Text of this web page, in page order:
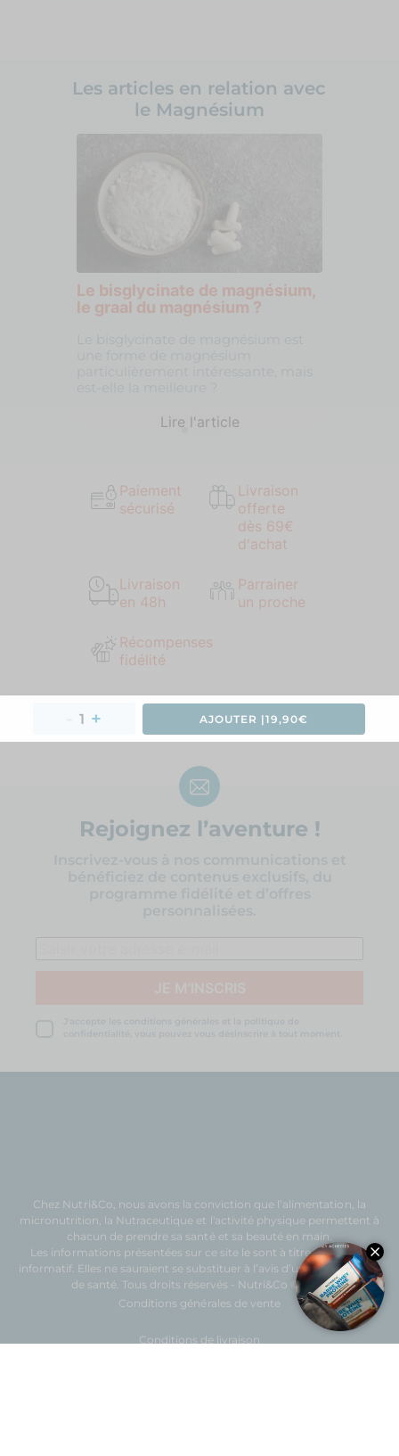
Les articles en relation avec
le Magnésium
Le bisglycinate de magnésium,
le graal du magnésium ?
Lire l'article
Paiement
sécurisé
Livraison
offerte
dès 69€
d'achat
Livraison
en 48h
Parrainer
un proche
Récompenses
fidélité
AJOUTER |19,90€
Rejoignez l’aventure !
Chez Nutri&Co, nous avons la conviction que l’alimentation, la
micronutrition, la Nutraceutique et l' activité physiquepermettent à
chacun de prendre sa santéet sa beautéen main.
Les informations présentées sur ce site le sont à titre purement
informatif. Elles ne sauraient se substituer à l’avis d’un professionnel
de santé. Tous droits réservés - Nutri&Co © 2026
Conditions générales de vente
Conditions de livraison